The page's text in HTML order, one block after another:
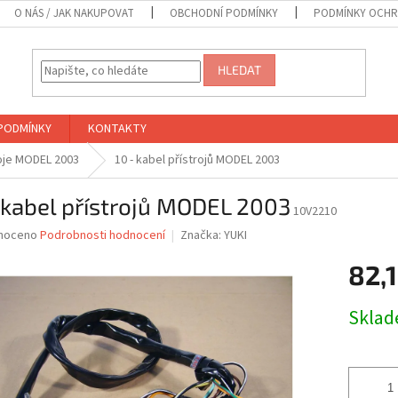
O NÁS / JAK NAKUPOVAT OBCHODNÍ PODMÍNKY PODMÍNKY
HLEDAT
KONTAKTY
MODEL 2003 10 - kabel přístrojů MODEL 2003
přístrojů MODEL 2003 10V2210
Podrobnosti hodnocení Značka: YUKI
cena: